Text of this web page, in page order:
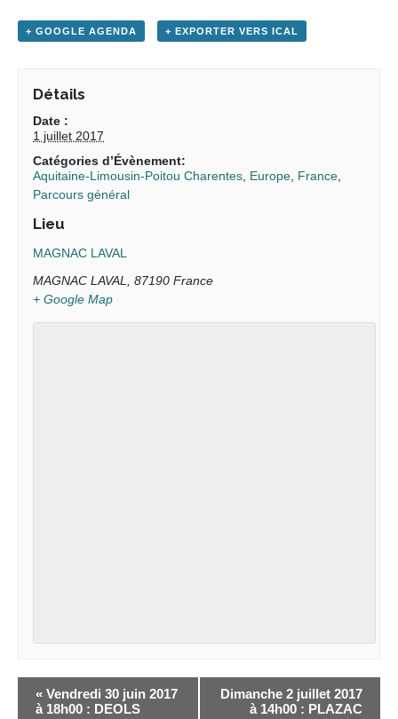
+ GOOGLE AGENDA + EXPORTER VERS ICAL
Détails
Date :
1 juillet 2017
Catégories d’Évènement:
Aquitaine-Limousin-Poitou Charentes, Europe, France,
Parcours général
Lieu
MAGNAC LAVAL
MAGNAC LAVAL, 87190 France
+ Google Map
« Vendredi 30 juin 2017
à 18h00 : DEOLS
Dimanche 2 juillet 2017
à 14h00 : PLAZAC